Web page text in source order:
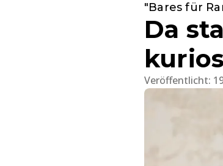
"Bares für
Da
Veröffentlicht: